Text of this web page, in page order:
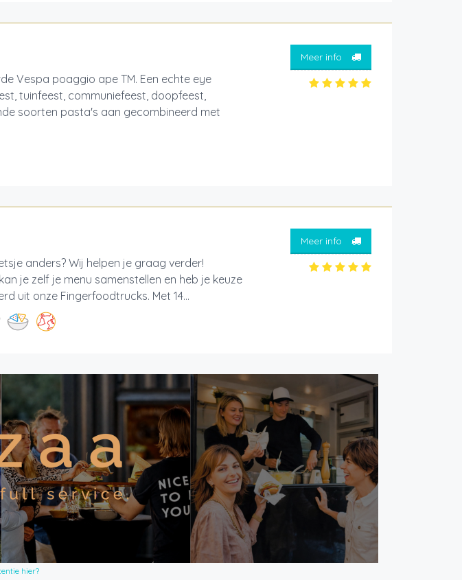
Vespa poaggio ape TM. Een echte eye
tuinfeest, communiefeest, doopfeest,
soorten pasta's aan gecombineerd met
Meer info
anders? Wij helpen je graag verder!
je zelf je menu samenstellen en heb je keuze
uit onze Fingerfoodtrucks. Met 14...
Meer info
hier?